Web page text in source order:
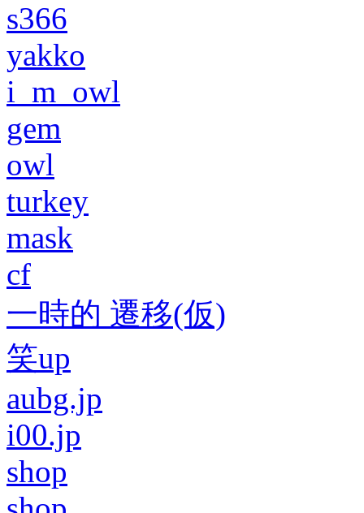
s366
yakko
i_m_owl
gem
owl
turkey
mask
cf
一時的 遷移(仮)
笑up
aubg.jp
i00.jp
shop